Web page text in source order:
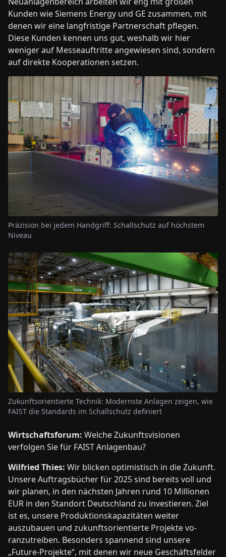
Kunden wie Siemens Energy und GE zusammen, mit
denen wir eine langfristige Partnerschaft pflegen.
Diese Kunden kennen uns gut, weshalb wir hier
weniger auf Messeauftritte angewiesen sind, sondern
auf direkte Kooperationen setzen.
Präzision bei jedem Handgriff: Schallschutz auf höchstem
Niveau
Zukunftsorientierte Technik: Modernste Anlagen zeigen, wie
FAIST die Standards im Schallschutz definiert
Wirtschaftsforum: Welche Zukunftsvisionen
verfolgen Sie für FAIST Anlagenbau?
Wilfried Thies: Wir blicken optimistisch in die Zukunft.
Unsere Auftragsbücher für 2025 sind bereits voll und
wir planen, in den nächsten Jahren rund 10 Millionen
EUR in den Standort Deutschland zu investieren. Ziel
ist es, unsere Produktionskapazitäten weiter
auszubauen und zukunftsorientierte Projekte vo-
ranzutreiben. Besonders spannend sind unsere
„Future-Projekte“, mit denen wir neue Geschäftsfelder